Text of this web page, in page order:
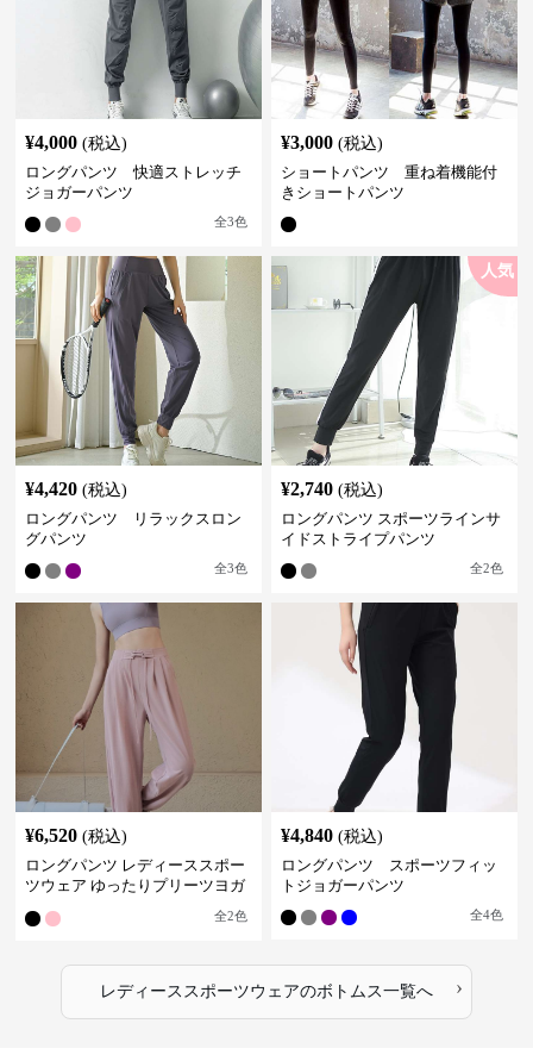
¥4,000 (税込)
ロングパンツ 快適ストレッチ
ジョガーパンツ
全3色
¥3,000 (税込)
ショートパンツ 重ね着機能付
きショートパンツ
¥4,420 (税込)
ロングパンツ リラックスロン
グパンツ
全3色
人気
¥2,740 (税込)
ロングパンツ スポーツラインサ
イドストライプパンツ
全2色
¥6,520 (税込)
ロングパンツ レディーススポー
ツウェア ゆったりプリーツヨガ
全2色
¥4,840 (税込)
ロングパンツ スポーツフィッ
トジョガーパンツ
全4色
レディーススポーツウェアのボトムス一覧へ ›